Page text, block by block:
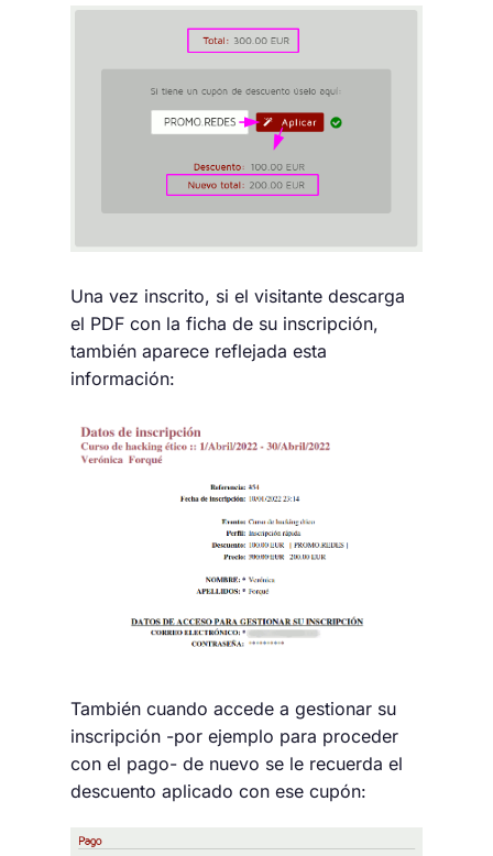
Una vez inscrito, si el visitante descarga
el PDF con la ficha de su inscripción,
también aparece reflejada esta
información:
También cuando accede a gestionar su
inscripción -por ejemplo para proceder
con el pago- de nuevo se le recuerda el
descuento aplicado con ese cupón: